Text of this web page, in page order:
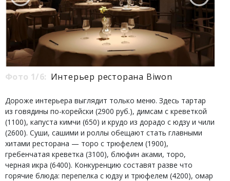
Фото 1/6: Интерьер ресторана Biwon
Дороже интерьера выглядит только меню. Здесь тартар
из говядины по-корейски (2900 руб.), димсам с креветкой
(1100), капуста кимчи (650) и крудо из дорадо с юдзу и чили
(2600). Суши, сашими и роллы обещают стать главными
хитами ресторана — торо с трюфелем (1900),
гребенчатая креветка (3100), блюфин аками, торо,
черная икра (6400). Конкуренцию составят разве что
горячие блюда: перепелка с юдзу и трюфелем (4200), омар